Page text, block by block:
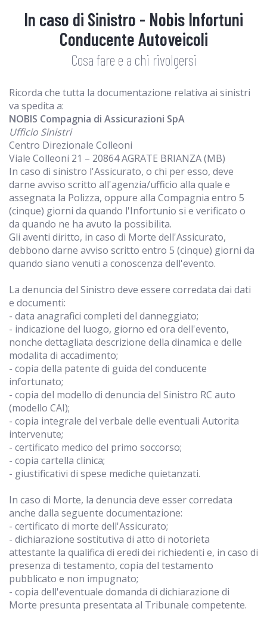
In caso di Sinistro - Nobis Infortuni
Conducente Autoveicoli
Cosa fare e a chi rivolgersi
Ricorda che tutta la documentazione relativa ai sinistri
va spedita a:
NOBIS Compagnia di Assicurazioni SpA
Ufficio Sinistri
Centro Direzionale Colleoni
Viale Colleoni 21 – 20864 AGRATE BRIANZA (MB)
In caso di sinistro l'Assicurato, o chi per esso, deve
darne avviso scritto all'agenzia/ufficio alla quale e
assegnata la Polizza, oppure alla Compagnia entro 5
(cinque) giorni da quando l'Infortunio si e verificato o
da quando ne ha avuto la possibilita.
Gli aventi diritto, in caso di Morte dell'Assicurato,
debbono darne avviso scritto entro 5 (cinque) giorni da
quando siano venuti a conoscenza dell'evento.
La denuncia del Sinistro deve essere corredata dai dati
e documenti:
- data anagrafici completi del danneggiato;
- indicazione del luogo, giorno ed ora dell'evento,
nonche dettagliata descrizione della dinamica e delle
modalita di accadimento;
- copia della patente di guida del conducente
infortunato;
- copia del modello di denuncia del Sinistro RC auto
(modello CAI);
- copia integrale del verbale delle eventuali Autorita
intervenute;
- certificato medico del primo soccorso;
- copia cartella clinica;
- giustificativi di spese mediche quietanzati.
In caso di Morte, la denuncia deve esser corredata
anche dalla seguente documentazione:
- certificato di morte dell'Assicurato;
- dichiarazione sostitutiva di atto di notorieta
attestante la qualifica di eredi dei richiedenti e, in caso di
presenza di testamento, copia del testamento
pubblicato e non impugnato;
- copia dell'eventuale domanda di dichiarazione di
Morte presunta presentata al Tribunale competente.